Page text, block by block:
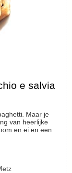
e salvia
van heerlijke
en ei en een